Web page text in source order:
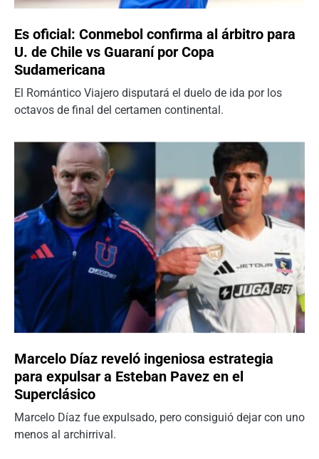
Es oficial: Conmebol confirma al árbitro para
U. de Chile vs Guaraní por Copa
Sudamericana
El Romántico Viajero disputará el duelo de ida por los
octavos de final del certamen continental.
Marcelo Díaz reveló ingeniosa estrategia
para expulsar a Esteban Pavez en el
Superclásico
Marcelo Díaz fue expulsado, pero consiguió dejar con uno
menos al archirrival.